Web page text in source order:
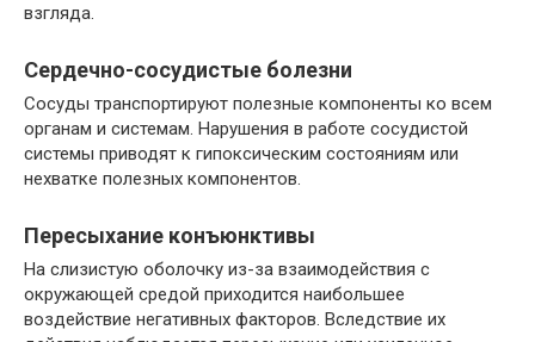
взгляда.
Сердечно-сосудистые болезни
Сосуды транспортируют полезные компоненты ко всем
органам и системам. Нарушения в работе сосудистой
системы приводят к гипоксическим состояниям или
нехватке полезных компонентов.
Пересыхание конъюнктивы
На слизистую оболочку из-за взаимодействия с
окружающей средой приходится наибольшее
воздействие негативных факторов. Вследствие их